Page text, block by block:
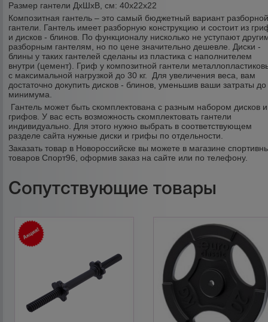
Размер гантели ДхШхВ, см: 40х22х22
Композитная гантель – это самый бюджетный вариант
гантели. Гантель имеет разборную конструкцию и соcтоит из
и дисков - блинов. По функционалу нисколько не уступают
разборным гантелям, но по цене значительно дешевле. Диски -
блины у таких гантелей сделаны из пластика с наполнителем
внутри (цемент). Гриф у композитной гантели
с максимальной нагрузкой до 30 кг. Для увеличения веса, вам
достаточно докупить дисков - блинов, уменьшив ваши затраты до
минимума.
Гантель может быть скомплектована с разным набором дисков и
грифов. У вас есть возможность скомплектовать гантели
индивидуально. Для этого нужно выбрать в соответствующем
разделе сайта нужные диски и грифы по отдельности.
Заказать товар в Новороссийске вы можете в магазине
товаров Спорт96, оформив заказ на сайте или по телефону.
Сопутствующие товары